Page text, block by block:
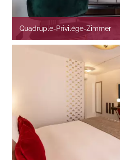
Quadruple-Privilège-Zimmer